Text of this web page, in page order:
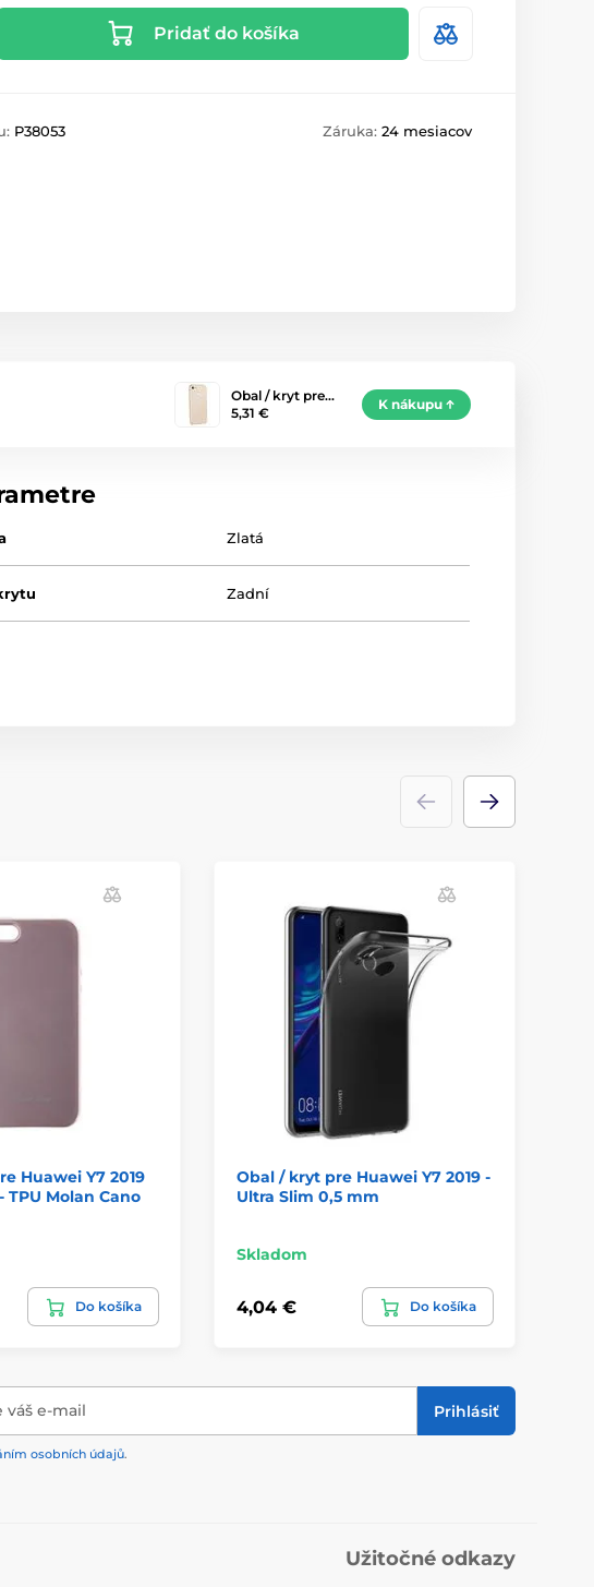
Pridať do košíka
P38053 Záruka: 24 mesiacov
Obal / kryt pre…
5,31 €
K nákupu
Zlatá
Zadní
Huawei Y7 2019
TPU Molan Cano
Do košíka
Obal / kryt pre Huawei Y7 2019 -
Ultra Slim 0,5 mm
Skladom
4,04 € Do košíka
váš e-mail Prihlásiť
osobních údajů.
Užitočné odkazy